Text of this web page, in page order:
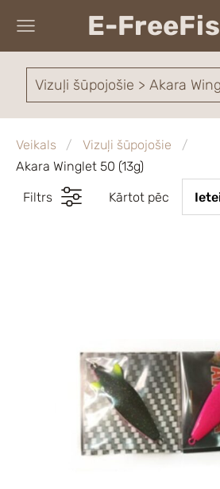
E-
Vizuļi šūpojošie >
Veikals
Vizuļi šūpojošie
Akara Winglet 50 (13g)
Filtrs Kārtot pēc